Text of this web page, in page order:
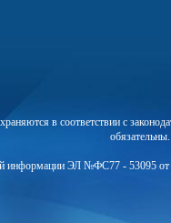
в соответствии с
информации ЭЛ №ФС77 - 53095